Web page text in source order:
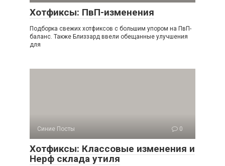
Хотфиксы: ПвП-изменения
Подборка свежих хотфиксов с большим упором на ПвП-
баланс. Также Близзард ввели обещанные улучшения
для
Синие Посты 0
Хотфиксы: Классовые изменения и
Нерф склада утиля